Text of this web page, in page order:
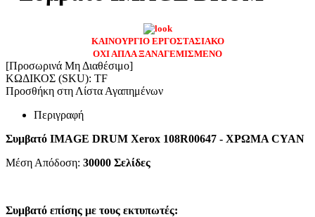
ΚΑΙΝΟΥΡΓΙΟ ΕΡΓΟΣΤΑΣΙΑΚΟ
ΟΧΙ ΑΠΛΑ ΞΑΝΑΓΕΜΙΣΜΕΝΟ
[Προσωρινά Μη Διαθέσιμο]
ΚΩΔΙΚΟΣ (SKU): TF
Προσθήκη στη Λίστα Αγαπημένων
Περιγραφή
Συμβατό IMAGE DRUM Xerox 108R00647 - ΧΡΩΜΑ CYAN
Μέση Απόδοση: 30000 Σελίδες
Συμβατό επίσης με τους εκτυπωτές: